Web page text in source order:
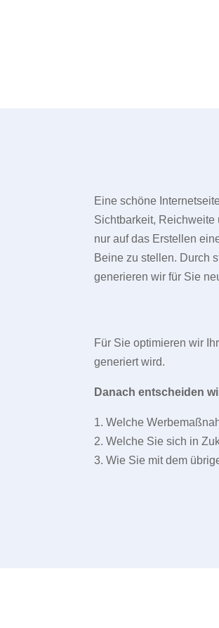
Eine schöne
Sichtbarkeit, Reichweite
nur auf das Erstellen
Beine zu stellen. Durch
generieren wir für Sie
Für Sie optimieren wir
generiert wird.
Danach entscheiden
1. Welche
2. Welche Sie sich in
3. Wie Sie mit dem